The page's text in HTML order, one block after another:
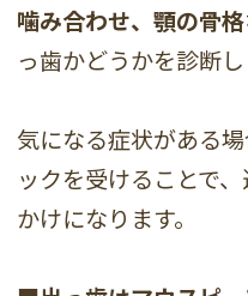
噛み合わせ、顎の骨格
っ歯かどうかを診断し
気になる症状がある
ックを受けることで
かけになります。